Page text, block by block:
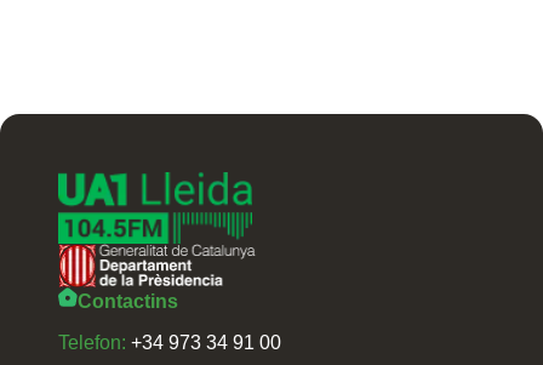
Contactins
Telefon: +34 973 34 91 00